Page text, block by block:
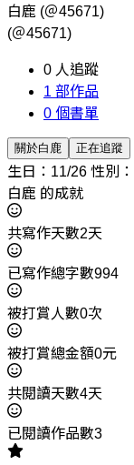
白鹿 (＠45671)
(＠45671)
0 人追蹤
1 部作品
0 個書單
關於白鹿 正在追蹤
生日：11/26 性別
白鹿 的成就
共寫作天數2天
已寫作總字數994
被打賞人數0次
被打賞總金額0元
共閱讀天數4天
已閱讀作品數3